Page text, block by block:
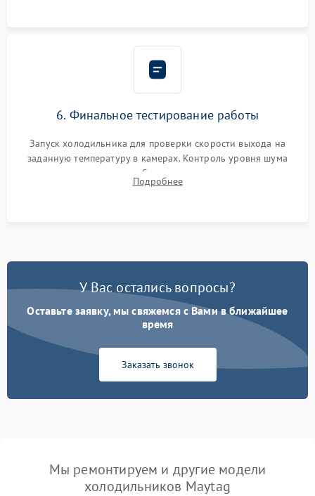
6. Финальное тестирование работы
Запуск холодильника для проверки скорости выхода на
заданную температуру в камерах. Контроль уровня шума
компрессора, отсутствия обмерзания стенок и корректного
срабатывания системы автоматической оттайки.
Подробнее
У Вас остались вопросы?
Оставьте заявку, мы свяжемся с Вами в ближайшее
время
Заказать звонок
Мы ремонтируем и другие модели
холодильников Maytag